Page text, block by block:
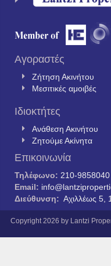
Αγοραστές
Ζήτηση Ακινήτου
Μεσιτικές αμοιβές
Ιδιοκτήτες
Ανάθεση Ακινήτου
Ζητούμε Ακίνητα
Επικοινωνία
Τηλέφωνο: 210-
Email:
Διεύθυνση: Αχιλλέως 5,
Copyright 2026 by Lantzi